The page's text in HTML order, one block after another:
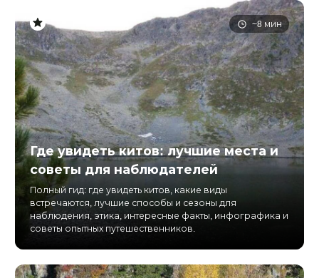
~8 мин
Где увидеть китов: лучшие места и
советы для наблюдателей
Полный гид: где увидеть китов, какие виды
встречаются, лучшие способы и сезоны для
наблюдения, этика, интересные факты, инфографика и
советы опытных путешественников.